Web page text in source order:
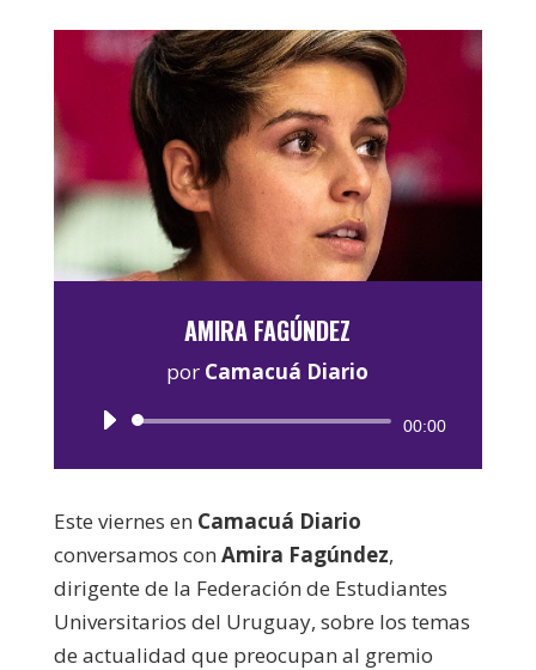
AMIRA FAGÚNDEZ
por Camacuá Diario
Reproductor
00:00
Este viernes en Camacuá Diario
conversamos con Amira Fagúndez,
dirigente de la Federación de Estudiantes
Universitarios del Uruguay, sobre los temas
de actualidad que preocupan al gremio